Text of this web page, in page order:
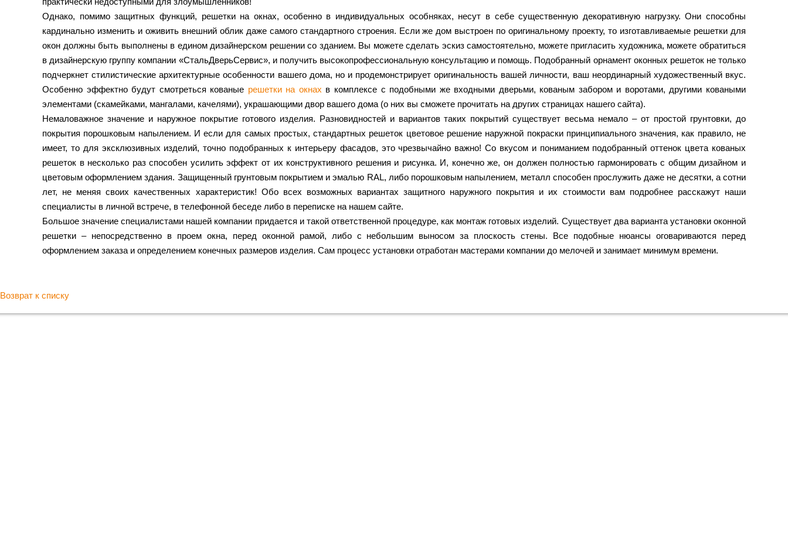
Однако, помимо защитных функций, решетки на окнах, особенно в индивидуальных особняках, несут в себе существенную декоративную нагрузку. Они способны
кардинально изменить и оживить внешний облик даже самого стандартного строения. Если же дом выстроен по оригинальному проекту, то изготавливаемые решетки для
окон должны быть выполнены в едином дизайнерском решении со зданием. Вы можете сделать эскиз самостоятельно, можете пригласить художника, можете обратиться
в дизайнерскую группу компании «СтальДверьСервис», и получить высокопрофессиональную консультацию и помощь. Подобранный орнамент оконных решеток не только
подчеркнет стилистические архитектурные особенности вашего дома, но и продемонстрирует оригинальность вашей личности, ваш неординарный художественный вкус.
Особенно эффектно будут смотреться кованые решетки на окнах в комплексе с подобными же входными дверьми, кованым забором и воротами, другими коваными
элементами (скамейками, мангалами, качелями), украшающими двор вашего дома (о них вы сможете прочитать на других страницах нашего сайта).
Немаловажное значение и наружное покрытие готового изделия. Разновидностей и вариантов таких покрытий существует весьма немало – от простой грунтовки, до
покрытия порошковым напылением. И если для самых простых, стандартных решеток цветовое решение наружной покраски принципиального значения, как правило, не
имеет, то для эксклюзивных изделий, точно подобранных к интерьеру фасадов, это чрезвычайно важно! Со вкусом и пониманием подобранный оттенок цвета кованых
решеток в несколько раз способен усилить эффект от их конструктивного решения и рисунка. И, конечно же, он должен полностью гармонировать с общим дизайном и
цветовым оформлением здания. Защищенный грунтовым покрытием и эмалью RAL, либо порошковым напылением, металл способен прослужить даже не десятки, а сотни
лет, не меняя своих качественных характеристик! Обо всех возможных вариантах защитного наружного покрытия и их стоимости вам подробнее расскажут наши
специалисты в личной встрече, в телефонной беседе либо в переписке на нашем сайте.
Большое значение специалистами нашей компании придается и такой ответственной процедуре, как монтаж готовых изделий. Существует два варианта установки оконной
решетки – непосредственно в проем окна, перед оконной рамой, либо с небольшим выносом за плоскость стены. Все подобные нюансы оговариваются перед
оформлением заказа и определением конечных размеров изделия. Сам процесс установки отработан мастерами компании до мелочей и занимает минимум времени.
Возврат к списку